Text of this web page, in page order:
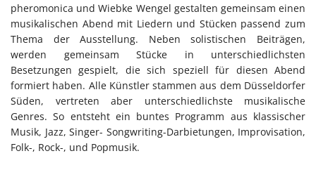
pheromonica und Wiebke Wengel gestalten gemeinsam einen
musikalischen Abend mit Liedern und Stücken passend zum
Thema der Ausstellung. Neben solistischen Beiträgen,
werden gemeinsam Stücke in unterschiedlichsten
Besetzungen gespielt, die sich speziell für diesen Abend
formiert haben. Alle Künstler stammen aus dem Düsseldorfer
Süden, vertreten aber unterschiedlichste musikalische
Genres. So entsteht ein buntes Programm aus klassischer
Musik, Jazz, Singer- Songwriting-Darbietungen, Improvisation,
Folk-, Rock-, und Popmusik.